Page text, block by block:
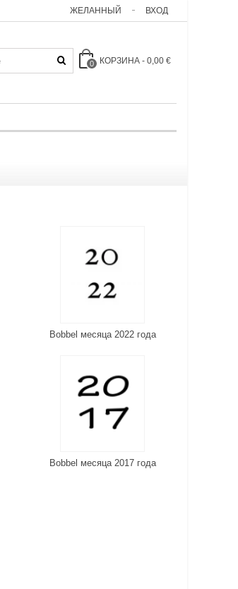
ЖЕЛАННЫЙ ВХОД
0 КОРЗИНА - 0,00 €
Bobbel месяца 2022 года
Bobbel месяца 2017 года